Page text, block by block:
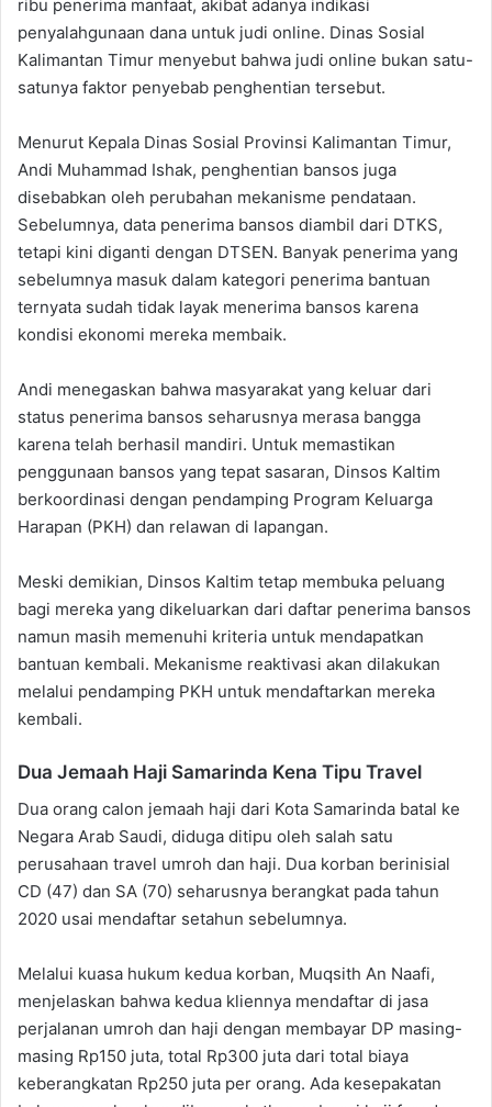
ribu penerima manfaat, akibat adanya indikasi
penyalahgunaan dana untuk judi online. Dinas Sosial
Kalimantan Timur menyebut bahwa judi online bukan satu-
satunya faktor penyebab penghentian tersebut.
Menurut Kepala Dinas Sosial Provinsi Kalimantan Timur,
Andi Muhammad Ishak, penghentian bansos juga
disebabkan oleh perubahan mekanisme pendataan.
Sebelumnya, data penerima bansos diambil dari DTKS,
tetapi kini diganti dengan DTSEN. Banyak penerima yang
sebelumnya masuk dalam kategori penerima bantuan
ternyata sudah tidak layak menerima bansos karena
kondisi ekonomi mereka membaik.
Andi menegaskan bahwa masyarakat yang keluar dari
status penerima bansos seharusnya merasa bangga
karena telah berhasil mandiri. Untuk memastikan
penggunaan bansos yang tepat sasaran, Dinsos Kaltim
berkoordinasi dengan pendamping Program Keluarga
Harapan (PKH) dan relawan di lapangan.
Meski demikian, Dinsos Kaltim tetap membuka peluang
bagi mereka yang dikeluarkan dari daftar penerima bansos
namun masih memenuhi kriteria untuk mendapatkan
bantuan kembali. Mekanisme reaktivasi akan dilakukan
melalui pendamping PKH untuk mendaftarkan mereka
kembali.
Dua Jemaah Haji Samarinda Kena Tipu Travel
Dua orang calon jemaah haji dari Kota Samarinda batal ke
Negara Arab Saudi, diduga ditipu oleh salah satu
perusahaan travel umroh dan haji. Dua korban berinisial
CD (47) dan SA (70) seharusnya berangkat pada tahun
2020 usai mendaftar setahun sebelumnya.
Melalui kuasa hukum kedua korban, Muqsith An Naafi,
menjelaskan bahwa kedua kliennya mendaftar di jasa
perjalanan umroh dan haji dengan membayar DP masing-
masing Rp150 juta, total Rp300 juta dari total biaya
keberangkatan Rp250 juta per orang. Ada kesepakatan